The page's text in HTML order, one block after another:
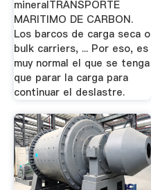
mineralTRANSPORTE
MARITIMO DE CARBON.
Los barcos de carga seca o
bulk carriers, ... Por eso, es
muy normal el que se tenga
que parar la carga para
continuar el deslastre.